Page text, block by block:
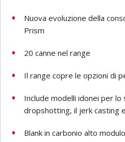
Nuova evoluzione della
Prism
20 canne nel range
Il range copre le opzioni di
Include modelli idonei per lo
dropshotting, il jerk casting
Blank in carbonio alto modulo